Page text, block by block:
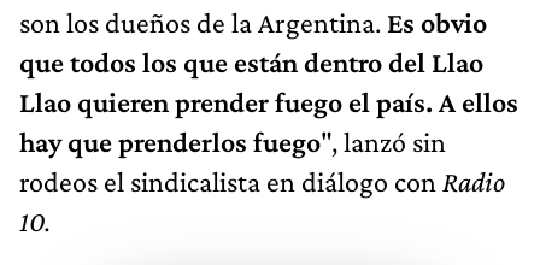
son los dueños de la Argentina. Es obvio
que todos los que están dentro del Llao
Llao quieren prender fuego el país. A ellos
hay que prenderlos fuego", lanzó sin
rodeos el sindicalista en diálogo con Radio
10.